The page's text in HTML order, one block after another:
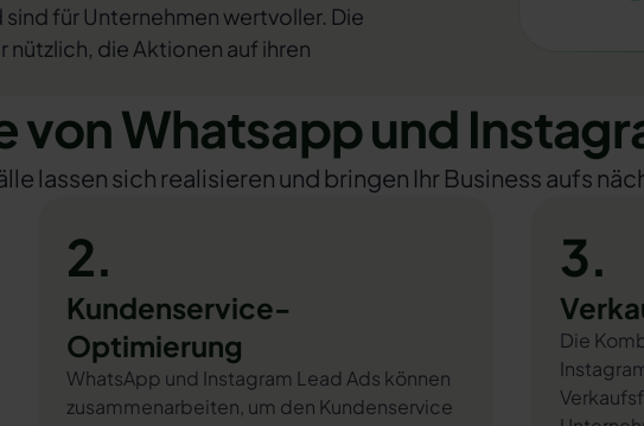
für Unternehmen wertvoller. Die
die Aktionen auf ihren
Whatsapp und
lassen sich realisieren und bringen Ihr Business aufs
2.
Kundenservice-
Optimierung
WhatsApp und Instagram Lead Ads können
zusammenarbeiten, um den Kundenservice
3.
Die